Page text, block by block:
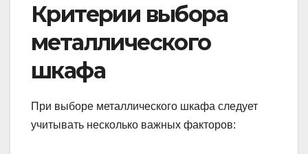
Критерии выбора
металлического
шкафа
При выборе металлического шкафа следует
учитывать несколько важных факторов: